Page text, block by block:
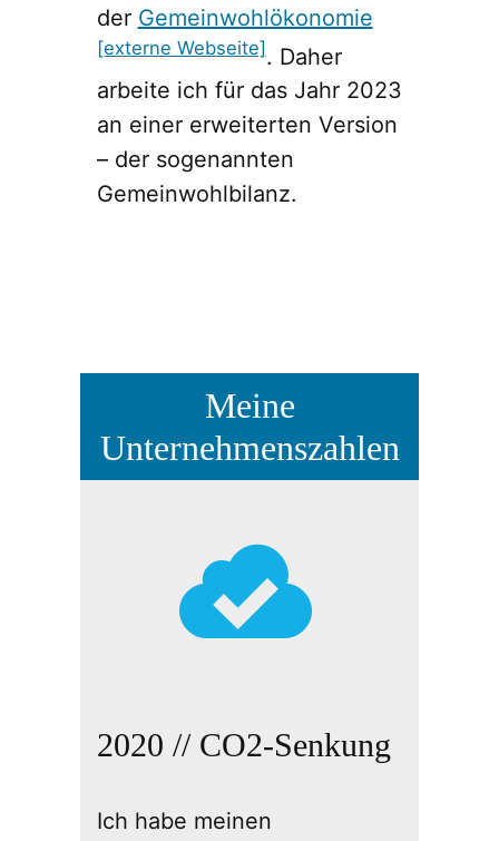
der Gemeinwohlökonomie
[externe Webseite]. Daher
arbeite ich für das Jahr 2023
an einer erweiterten Version
– der sogenannten
Gemeinwohlbilanz.
Meine
Unternehmenszahlen
2020 // CO2-Senkung
Ich habe meinen